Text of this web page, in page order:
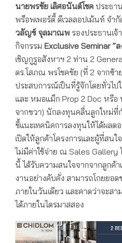
นายพรชัย เลิศอนันต์โชค ประธา
พร็อพเพอร์ตี้ ดีเวลลอปเม้นท์ จำ
วลัญช์ จุลมาณพ รองประธานเ
กิจกรรม Exclusive Seminar “
เชิญกูรูอสังหาฯ 2 ท่าน 2
ดร.โสภณ พรโชคชัย (ที่ 2 จากซ้า
ประสบการณ์เป็นที่รู้จักโดยทั่วไ
และ หมอแม็ก Prop 2 Doc หรือ
จากขวา) นักลงทุนคลื่นลูกใหม่ที่
ชี้แนะเทคนิคการลงทุนให้ได้ผลต
เปิดให้ลูกค้าโครงการและผู้ที่สนใ
ไม่มีค่าใช้จ่าย ณ Sales Gallery
นี้ ได้รับความสนใจจากจากลูกค้
งานอย่างคับคั่ง สามารถโกยยอด
ภายในวันเดียว และคาดว่าจะสา
ได้ภายในไตรมาสสอง